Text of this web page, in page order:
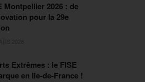
Montpellier 2026 : de
pour la 29e
Extrêmes : le FISE
en Ile-de-France !